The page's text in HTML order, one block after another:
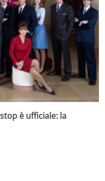
è ufficiale: la